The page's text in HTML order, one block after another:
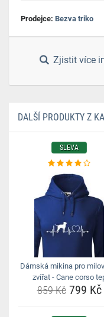
Prodejce: Bezva triko
Zjistit více
DALŠÍ PRODUKTY Z
SLEVA
Dámská mikina pro
zvířat - Cane corso
859 Kč799 Kč